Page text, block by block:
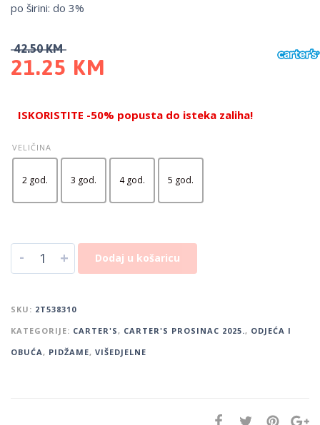
po širini: do 3%
42.50KM
21.25 KM
ISKORISTITE -50% popusta do isteka zaliha!
VELIČINA
2 god. 3 god. 4 god. 5 god.
- + Dodaj u košaricu
SKU: 2T538310
KATEGORIJE: CARTER'S, CARTER'S PROSINAC 2025., ODJEĆA I
OBUĆA, PIDŽAME, VIŠEDJELNE